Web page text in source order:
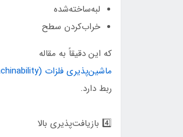
لبه‌ساخته‌شده
خراب‌کردن سطح
که این دقیقاً به مقاله
ماشین‌پذیری فلزات (Machinability)
ربط دارد.
4️⃣ بازیافت‌پذیری بالا